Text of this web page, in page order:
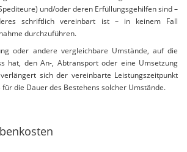
und/oder deren Erfüllungsgehilfen sind –
schriftlich vereinbart ist – in keinem Fall
durchzuführen.
oder andere vergleichbare Umstände, auf die
hat, den An-, Abtransport oder eine Umsetzung
sich der vereinbarte Leistungszeitpunkt
für die Dauer des Bestehens solcher Umstände.